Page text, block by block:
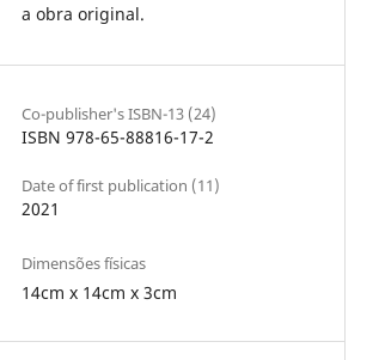
a obra original.
Co-publisher's ISBN-13 (24)
ISBN 978-65-88816-17-2
Date of first publication (11)
2021
Dimensões físicas
14cm x 14cm x 3cm